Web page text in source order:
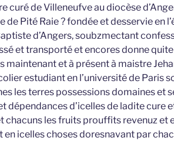
curé de Villeneufve au diocèse
de Pité Raie ? fondée et desservie en
d’Angers, soubzmectant
et transporté et encores donne
maintenant et à présent à maistre
estudiant en l’université de Paris
les terres possessions domaines et
dépendances d’icelles de ladite cure
chacuns les fruits prouffits revenuz et
icelles choses doresnavant par